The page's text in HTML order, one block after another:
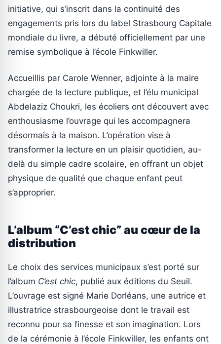
initiative, qui s’inscrit dans la continuité des
engagements pris lors du label Strasbourg Capitale
mondiale du livre, a débuté officiellement par une
remise symbolique à l’école Finkwiller.
Accueillis par Carole Wenner, adjointe à la maire
chargée de la lecture publique, et l’élu municipal
Abdelaziz Choukri, les écoliers ont découvert avec
enthousiasme l’ouvrage qui les accompagnera
désormais à la maison. L’opération vise à
transformer la lecture en un plaisir quotidien, au-
delà du simple cadre scolaire, en offrant un objet
physique de qualité que chaque enfant peut
s’approprier.
L’album “C’est chic” au cœur de la
distribution
Le choix des services municipaux s’est porté sur
l’album C’est chic, publié aux éditions du Seuil.
L’ouvrage est signé Marie Dorléans, une autrice et
illustratrice strasbourgeoise dont le travail est
reconnu pour sa finesse et son imagination. Lors
de la cérémonie à l’école Finkwiller, les enfants ont